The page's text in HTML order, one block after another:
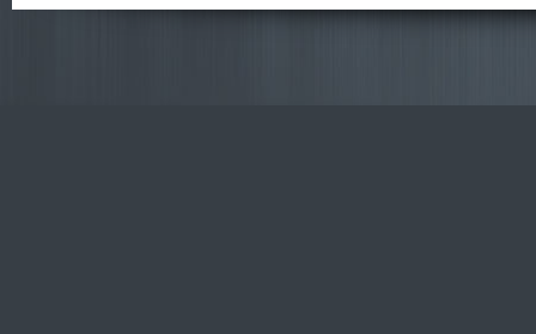
avto-zv.ru